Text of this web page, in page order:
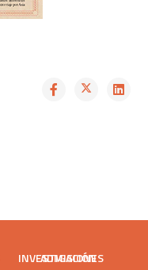
INVESTIGACIÓN
ADMISIONES